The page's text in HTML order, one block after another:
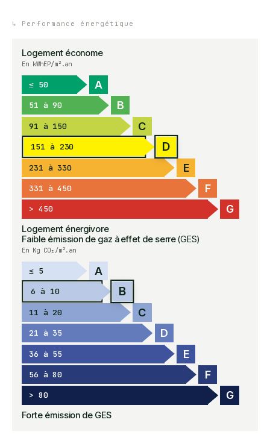
↳ Performance énergétique
Logement économe
En kWhEP/m².an
≤ 50 A
51 à 90 B
91 à 150 C
151 à 230 D
231 à 330 E
331 à 450 F
> 450 G
Logement énergivore
Faible émission de gaz à effet de serre(GES)
En Kg CO₂/m².an
≤ 5 A
6 à 10 B
11 à 20 C
21 à 35 D
36 à 55 E
56 à 80 F
> 80 G
Forte émission de GES